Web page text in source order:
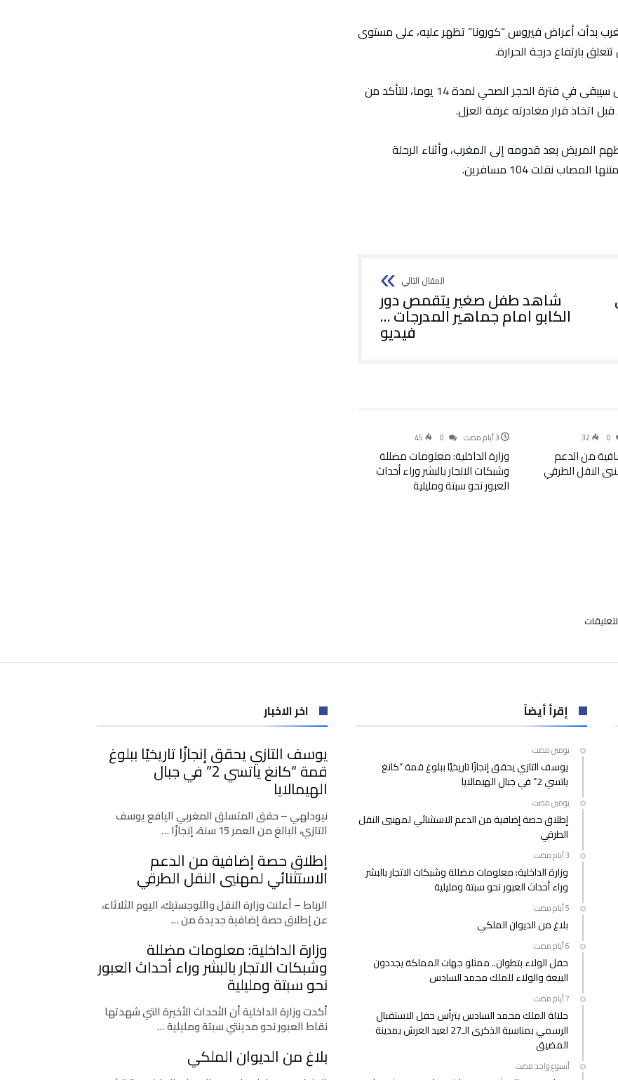
بدأت أعراض فيروس “كورونا” تظهر عليه، على مستوى
بارتفاع درجة الحرارة.
وقال الوزير أيت الطالب إن المغربي الحامل للفيروس سيبقى في فترة الحجر الصحي لمدة 14 يوما، للتأكد من
اتخاذ قرار مغادرته غرفة العزل.
المريض بعد قدومه إلى المغرب، وأثناء الرحلة
نقلت 104 مسافرين.
شاهد طفل صغير يتقمص دور
الكابو امام جماهير المدرجات …
فيديو
أخبار
32
من الدعم
النقل الطرقي
سياسة
45
وزارة الداخلية: معلومات مضللة
وشبكات الاتجار بالبشر وراء أحداث
العبور نحو سبتة ومليلية
طائرة
مسافرين..
وزير
يكشف
معطيات
المغربي
المصاب
“كورونا”
مغلقة
إقرأ أيضاً
‫‫‫‏‫يومين مضت‬
يوسف التازي يحقق إنجازًا تاريخيًا ببلوغ قمة “كانغ
ياتسي 2” في جبال الهيمالايا
‫‫‫‏‫يومين مضت‬
إطلاق حصة إضافية من الدعم الاستثنائي لمهنيي النقل
الطرقي
وزارة الداخلية: معلومات مضللة وشبكات الاتجار بالبشر
وراء أحداث العبور نحو سبتة ومليلية
بلاغ من الديوان الملكي
حفل الولاء بتطوان.. ممثلو جهات المملكة يجددون
البيعة والولاء للملك محمد السادس
جلالة الملك محمد السادس يترأس حفل الاستقبال
الرسمي بمناسبة الذكرى الـ27 لعيد العرش بمدينة
المضيق
‫‫‫‏‫أسبوع واحد مضت‬
اخر الاخبار
يوسف التازي يحقق إنجازًا تاريخيًا ببلوغ
قمة “كانغ ياتسي 2” في جبال
الهيمالايا
نيودلهي – حقق المتسلق المغربي اليافع يوسف
التازي، البالغ من العمر 15 سنة، إنجازًا …
إطلاق حصة إضافية من الدعم
الاستثنائي لمهنيي النقل الطرقي
الرباط – أعلنت وزارة النقل واللوجستيك، اليوم الثلاثاء،
عن إطلاق حصة إضافية جديدة من …
وزارة الداخلية: معلومات مضللة
وشبكات الاتجار بالبشر وراء أحداث العبور
نحو سبتة ومليلية
أكدت وزارة الداخلية أن الأحداث الأخيرة التي شهدتها
نقاط العبور نحو مدينتي سبتة ومليلية …
بلاغ من الديوان الملكي